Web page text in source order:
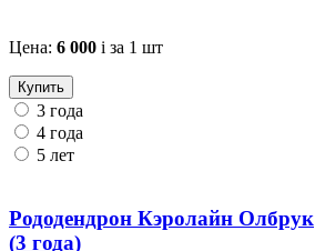
Цена: 6 000 i за 1 шт
Купить
3 года
4 года
5 лет
Рододендрон Кэролайн Олбрук
(3 года)